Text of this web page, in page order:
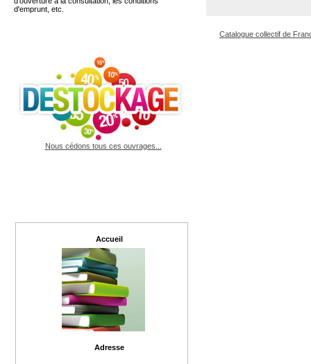
Catalogue collectif de
d'emprunt, etc.
Nous cédons tous ces ouvrages...
Accueil
Adresse